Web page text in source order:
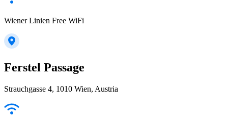
Wiener Linien Free WiFi
Ferstel Passage
Strauchgasse 4, 1010 Wien, Austria